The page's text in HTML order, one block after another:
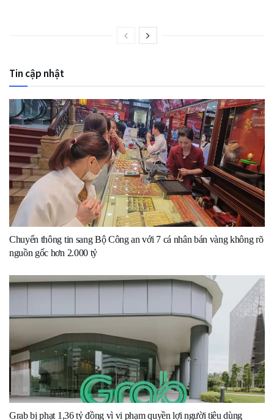
Tin cập nhật
Chuyển thông tin sang Bộ Công an với 7 cá nhân bán vàng không rõ
nguồn gốc hơn 2.000 tỷ
Grab bị phạt 1,36 tỷ đồng vì vi phạm quyền lợi người tiêu dùng